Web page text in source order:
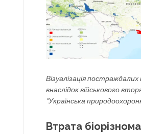
Візуалізація
внаслідок військового
“Українська
Втрата